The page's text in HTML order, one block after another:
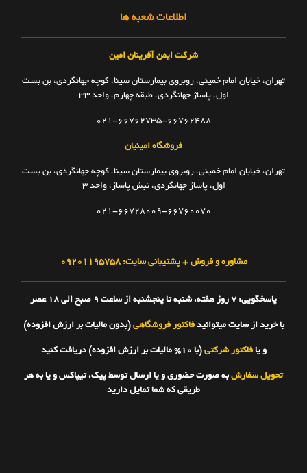
اطلاعات شعبه ها
شرکت ایمن آفرینان امین
تهران، خیابان امام خمینی، روبروی بیمارستان سینا، کوچه جهانگردی، بن بست
اول، پاساژ جهانگردی، طبقه چهارم، واحد ۳۳
021-66762735-66762488
فروشگاه امینیان
تهران، خیابان امام خمینی، روبروی بیمارستان سینا، کوچه جهانگردی، بن بست
اول، پاساژ جهانگردی، نبش پاساژ، واحد ۳
021-66728009-66760070
مشاوره و فروش + پشتیبانی سایت: ۰۹۲۰۱۱۹۵۷۵۸
پاسخگویی: ۷ روز هفته، شنبه تا پنجشنبه از ساعت 9 صبح الی 18 عصر
با خرید از سایت میتوانید فاکتور فروشگاهی (بدون مالیات بر ارزش افزوده)
و یافاکتور شرکتی (با 10% مالیات بر ارزش افزوده) دریافت کنید
تحویل سفارش به صورت حضوری و یا ارسال توسط پیک، تیپاکس و یا به هر
طریقی که شما تمایل دارید